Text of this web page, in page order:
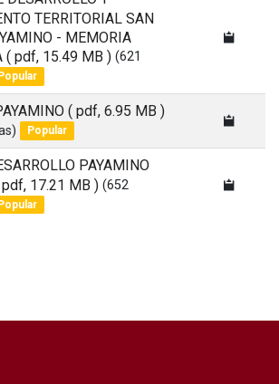
TERRITORIAL SAN
- MEMORIA
( pdf, 15.49 MB ) (621
Popular
( pdf, 6.95 MB )
Popular
PAYAMINO
17.21 MB ) (652